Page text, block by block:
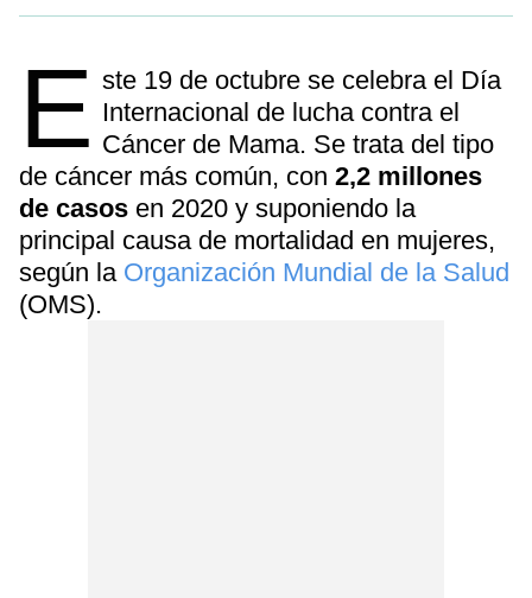
E ste 19 de octubre se celebra el Día
Internacional de lucha contra el
Cáncer de Mama. Se trata del tipo
de cáncer más común, con 2,2 millones
de casos en 2020 y suponiendo la
principal causa de mortalidad en mujeres,
según la Organización Mundial de la Salud
(OMS).